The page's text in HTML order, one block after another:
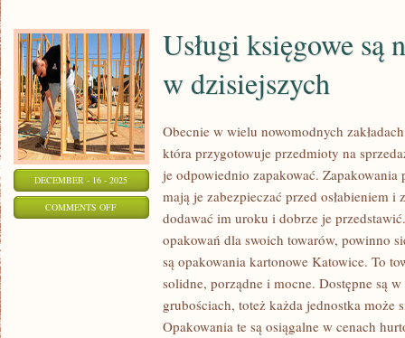
DECEMBER - 16 - 2025
COMMENTS OFFON
Usługi księgowe są
w dzisiejszych
Obecnie w wielu nowomodnych
która przygotowuje przedmioty na
je odpowiednio zapakować. Zapakowania
mają je zabezpieczać przed osłabieniem i
dodawać im uroku i dobrze je
opakowań dla swoich towarów, powinno
są opakowania kartonowe Katowice. To
solidne, porządne i mocne. Dostępne są
grubościach, toteż każda jednostka może
Opakowania te są osiągalne w cenach